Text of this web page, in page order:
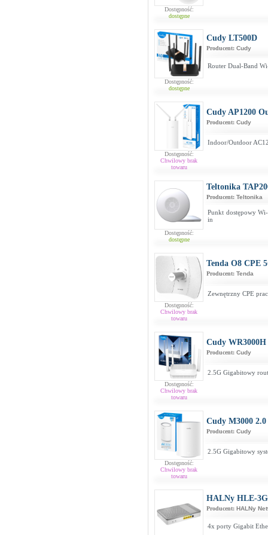
Dostępność:
dostępne
Dostępność:
dostępne
Cudy LT500D
Producent: Cudy
Router Dual-Band
Dostępność:
Chwilowy brak
towaru
Cudy AP1200
Producent: Cudy
Indoor/Outdoor
Dostępność:
dostępne
Teltonika
Producent: Teltonika
Punkt dostępowy
in
Dostępność:
Chwilowy brak
towaru
Tenda O8 CPE
Producent: Tenda
Zewnętrzny CPE
Dostępność:
Chwilowy brak
towaru
Cudy WR3000H
Producent: Cudy
2.5G Gigabitowy
Dostępność:
Chwilowy brak
towaru
Cudy M3000 2.0
Producent: Cudy
2.5G Gigabitowy
HALNy HLE-
Producent: HALNy
4x porty Gigabit